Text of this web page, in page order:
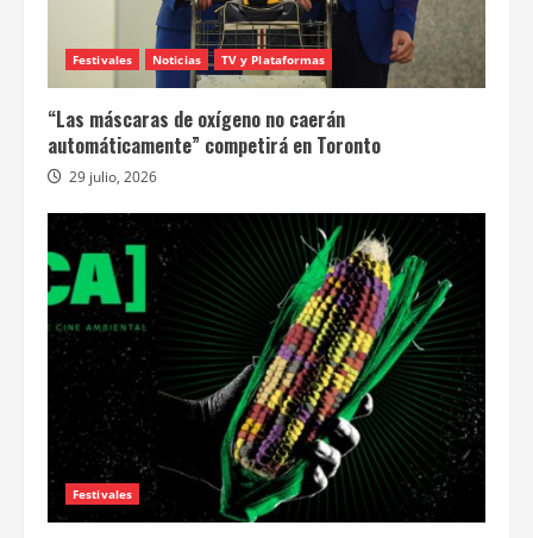
Festivales Noticias TV y Plataformas
“Las máscaras de oxígeno no caerán
automáticamente” competirá en Toronto
29 julio, 2026
Festivales